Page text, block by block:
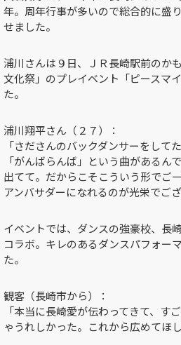
年。周年行事が多いので総合的に盛
せました。
浦川さんは９日、ＪＲ長崎駅前のか
文化祭」のプレイベント「ピースマ
た。
浦川翔平さん（２７）：
「さださんのバックダンサーをして
「がんばらんば」という曲があるん
出てて。だからこそこういう形でご
アンバサダーになれるのが光栄でござ
イベントでは、ダンスの強豪校、長
コラボ。キレのあるダンスパフォー
た。
観客（長崎市から）：
「本当に長崎愛が伝わってきて、す
ゃうれしかった。これから広めてほ